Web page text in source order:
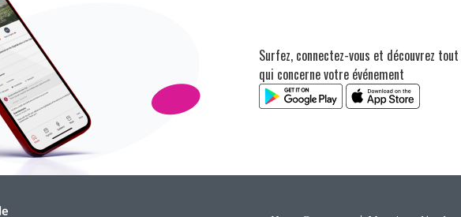
Surfez, connectez-vous et découvrez
qui concerne votre événement